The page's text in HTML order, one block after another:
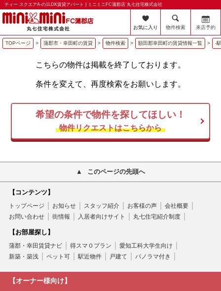
ティー スクエアA-の1LDK賃貸アパート | ミニミニFC蒲郡店 丸七住宅株式会社
お気に入り 物件検索 来店予約
TOPページ > 蒲郡市・幸田町の賃貸 > 物件検索 > 額田郡幸田町の賃貸情報一覧 > -
こちらの物件は掲載を終了しております。
条件を変えて、再度検索をお願いします。
希望の条件で物件を探してほしい！
物件リクエストはこちらから
このページの先頭へ
【コンテンツ】
トップページ お知らせ スタッフ紹介 お客様の声
会社概要
お問い合わせ
街情報 入居者向けサイト 丸七住宅紹介制度
【お部屋探し】
蒲郡・幸田賃貸ナビ 得スマ０プラン
愛知工科大学生向け
新築・築浅
ペット可 駅近物件 戸建て パノラマ付き
【オーナー様向け】